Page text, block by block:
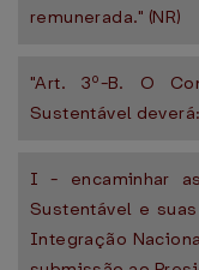
remunerada." (NR)
"Art. 3º-B. O
Sustentável deverá:
I - encaminhar
Sustentável e
Integração